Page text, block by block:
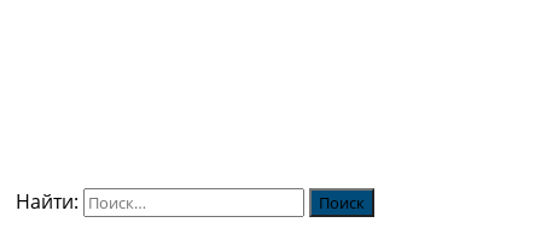
Найти: